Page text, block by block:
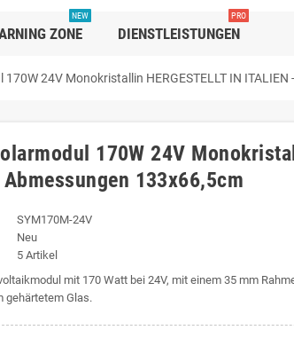
ZONE
NEW
DIENSTLEISTUNGEN
PRO
24V Monokristallin HERGESTELLT IN
170W 24V
133x66,5cm
SYM170M-24V
Neu
5 Artikel
mit 170 Watt bei 24V, mit einem 35 mm
gehärtetem Glas.